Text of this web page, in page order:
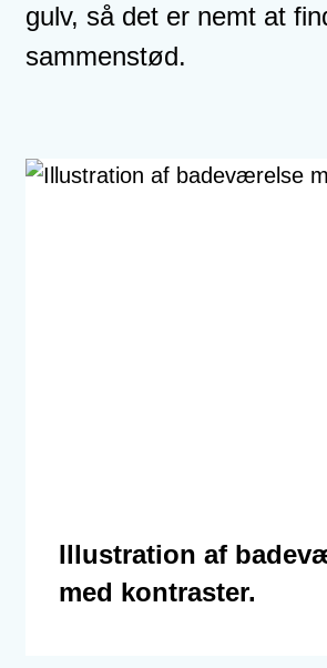
gulv, så det er nemt at
sammenstød.
Illustration af
med kontraster.